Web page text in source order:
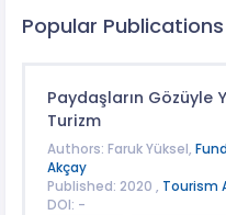
Popular Publications
Paydaşların Gözüyle
Turizm
Authors: Faruk Yüksel,
Akçay
Published: 2020 , Tourism
DOI: -